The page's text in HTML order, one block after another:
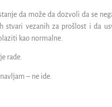
da može da dozvoli da se
stvari vezanih za prošlost i da
kao normalne.
rade.
– ne ide.